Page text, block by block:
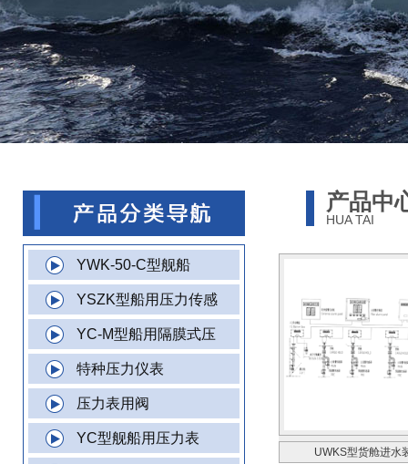
YWK-50-C型舰船
YSZK型船用压力传感
YC-M型船用隔膜式压
特种压力仪表
压力表用阀
YC型舰船用压力表
产品中
HUA TAI
UWKS型货舱进水